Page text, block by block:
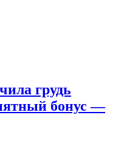
грудь
бонус —